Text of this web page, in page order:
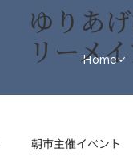
Home
ゆりあ
リーメ
朝市主催イベント